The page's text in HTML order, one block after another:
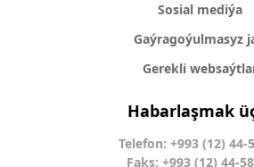
Sosial mediýa
Gaýragoýulmasyz
Gerekli
Habarlaşmak
Telefon: +993 (12) 44-
Faks: +993 (12) 44-